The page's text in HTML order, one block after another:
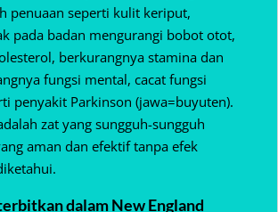
penuaan seperti kulit keriput,
pada badan mengurangi bobot otot,
berkurangnya stamina dan
fungsi mental, cacat fungsi
penyakit Parkinson (jawa=buyuten).
zat yang sungguh-sungguh
aman dan efektif tanpa efek
dalam New England